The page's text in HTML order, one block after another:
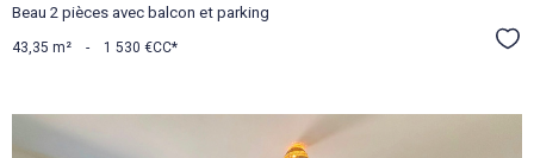
Beau 2 pièces avec balcon et parking
43,35 m² - 1 530 €CC*